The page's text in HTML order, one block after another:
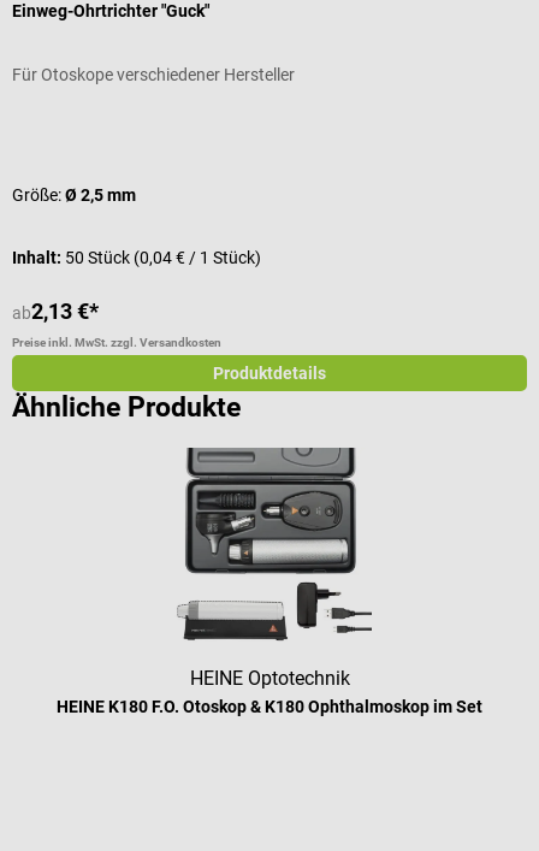
Einweg-Ohrtrichter "Guck"
Für Otoskope verschiedener Hersteller
Größe:Ø 2,5 mm
Inhalt: 50 Stück (0,04 € / 1 Stück)
ab2,13 €*
Preise inkl. MwSt. zzgl. Versandkosten
Produktdetails
Ähnliche Produkte
HEINE Optotechnik
HEINE K180 F.O. Otoskop & K180 Ophthalmoskop im Set